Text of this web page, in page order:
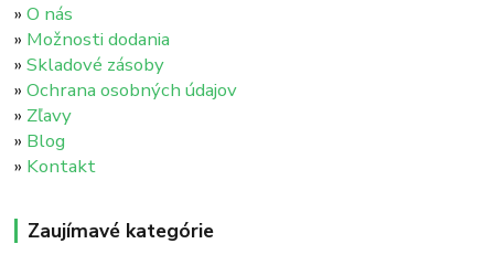
»O nás
» Možnosti dodania
»Skladové zásoby
»Ochrana osobných údajov
» Zľavy
» Blog
» Kontakt
Zaujímavé kategórie